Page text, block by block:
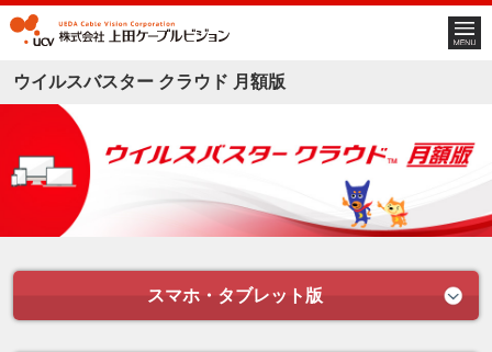
ウイルスバスター クラウド 月額版
スマホ・タブレット版